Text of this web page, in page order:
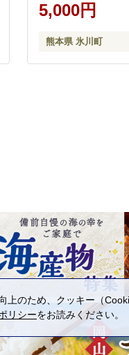
5,000円
熊本県 氷川町
上のため、クッキー（
リシーをお読みください。